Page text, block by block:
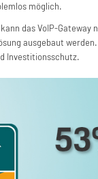
möglich.
das VoIP-Gateway
ausgebaut
Investitionsschutz.